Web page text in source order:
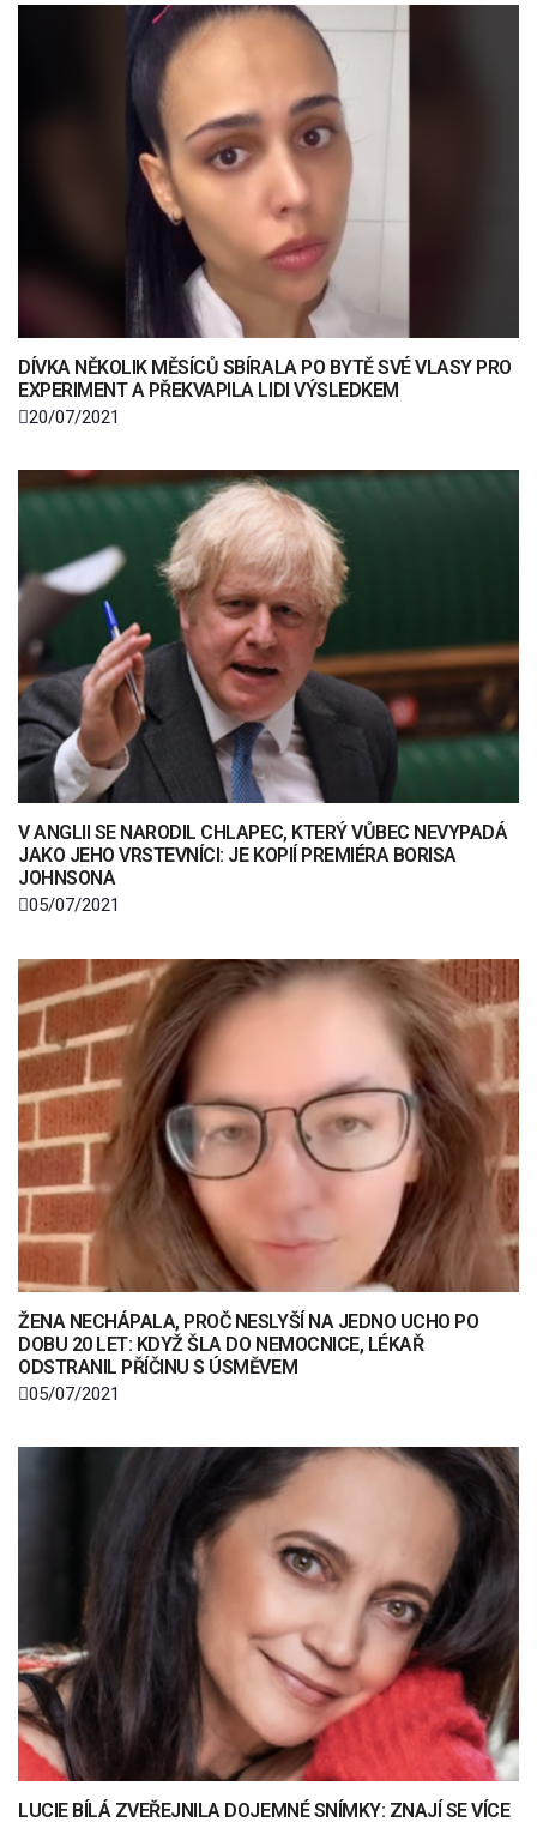
DÍVKA NĚKOLIK MĚSÍCŮ SBÍRALA PO BYTĚ SVÉ VLASY PRO
EXPERIMENT A PŘEKVAPILA LIDI VÝSLEDKEM
20/07/2021
V ANGLII SE NARODIL CHLAPEC, KTERÝ VŮBEC NEVYPADÁ
JAKO JEHO VRSTEVNÍCI: JE KOPIÍ PREMIÉRA BORISA
JOHNSONA
05/07/2021
ŽENA NECHÁPALA, PROČ NESLYŠÍ NA JEDNO UCHO PO
DOBU 20 LET: KDYŽ ŠLA DO NEMOCNICE, LÉKAŘ
ODSTRANIL PŘÍČINU S ÚSMĚVEM
05/07/2021
LUCIE BÍLÁ ZVEŘEJNILA DOJEMNÉ SNÍMKY: ZNAJÍ SE VÍCE